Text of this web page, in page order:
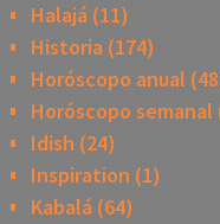
Halajá(11)
Historia(174)
Horóscopo anual
Horóscopo semanal
Idish (24)
Inspiration (1)
Kabalá(64)